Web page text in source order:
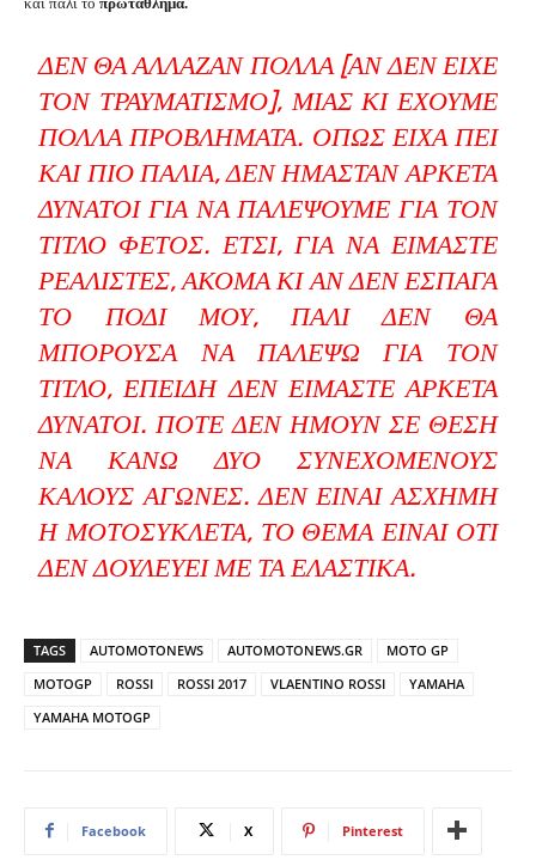
ΔΕΝ ΘΑ ΆΛΛΑΖΑΝ ΠΟΛΛΆ [ΑΝ ΔΕΝ ΕΊΧΕ
ΤΟΝ ΤΡΑΥΜΑΤΙΣΜΌ], ΜΙΑΣ ΚΙ ΈΧΟΥΜΕ
ΠΟΛΛΆ ΠΡΟΒΛΉΜΑΤΑ. ΌΠΩΣ ΕΊΧΑ ΠΕΙ
ΚΑΙ ΠΙΟ ΠΑΛΙΆ, ΔΕΝ ΉΜΑΣΤΑΝ ΑΡΚΕΤΆ
ΔΥΝΑΤΟΊ ΓΙΑ ΝΑ ΠΑΛΈΨΟΥΜΕ ΓΙΑ ΤΟΝ
ΤΊΤΛΟ ΦΈΤΟΣ. ΈΤΣΙ, ΓΙΑ ΝΑ ΕΊΜΑΣΤΕ
ΡΕΑΛΙΣΤΈΣ, ΑΚΌΜΑ ΚΙ ΑΝ ΔΕΝ ΈΣΠΑΓΑ
ΤΟ ΠΌΔΙ ΜΟΥ, ΠΆΛΙ ΔΕΝ ΘΑ
ΜΠΟΡΟΎΣΑ ΝΑ ΠΑΛΈΨΩ ΓΙΑ ΤΟΝ
ΤΊΤΛΟ, ΕΠΕΙΔΉ ΔΕΝ ΕΊΜΑΣΤΕ ΑΡΚΕΤΆ
ΔΥΝΑΤΟΊ. ΠΟΤΈ ΔΕΝ ΉΜΟΥΝ ΣΕ ΘΈΣΗ
ΝΑ ΚΆΝΩ ΔΥΟ ΣΥΝΕΧΌΜΕΝΟΥΣ
ΚΑΛΟΎΣ ΑΓΏΝΕΣ. ΔΕΝ ΕΊΝΑΙ ΆΣΧΗΜΗ
Η ΜΟΤΟΣΥΚΛΈΤΑ, ΤΟ ΘΈΜΑ ΕΊΝΑΙ ΌΤΙ
ΔΕΝ ΔΟΥΛΕΎΕΙ ΜΕ ΤΑ ΕΛΑΣΤΙΚΆ.
TAGS AUTOMOTONEWS AUTOMOTONEWS.GR
MOTO GP
MOTOGP
ROSSI ROSSI 2017 VLAENTINO ROSSI
YAMAHA
YAMAHA MOTOGP
Facebook X Pinterest